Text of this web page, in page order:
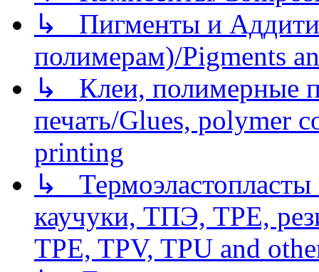
↳ Пигменты и
полимерам)/Pigments
↳ Клеи, полимерные
печать/Glues, polymer
printing
↳
каучуки, ТПЭ, TPE,
TPE, TPV, TPU and